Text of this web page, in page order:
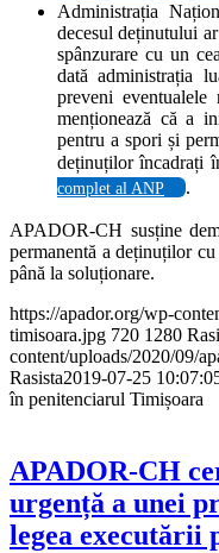
Administrația
decesul deținutului
spânzurare cu un
dată administrația
preveni
menționează că a
pentru a spori și
deținuților încadrați
complet al ANP
.
APADOR-CH susține
permanentă a deținuților
până la soluționare.
https://apador.org/wp-
timisoara.jpg 720 1280
content/uploads/2020/09/
Rasista2019-07-25
în penitenciarul Timișoara
APADOR-CH
urgență a unei
legea executării